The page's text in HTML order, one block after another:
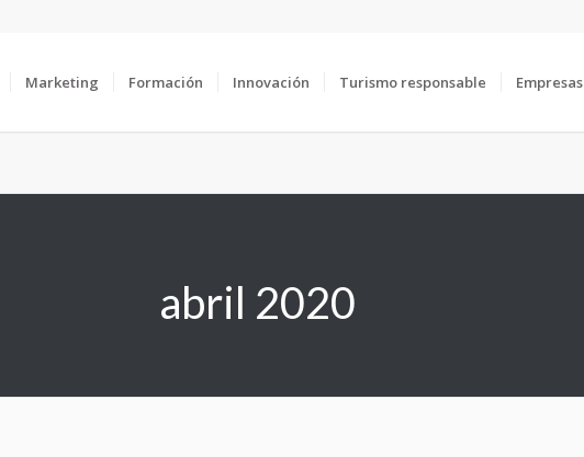
Marketing Formación Innovación Turismo responsable Empresas
abril 2020